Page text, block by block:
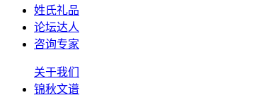
姓氏礼品
论坛达人
咨询专家
关于我们
锦秋文谱